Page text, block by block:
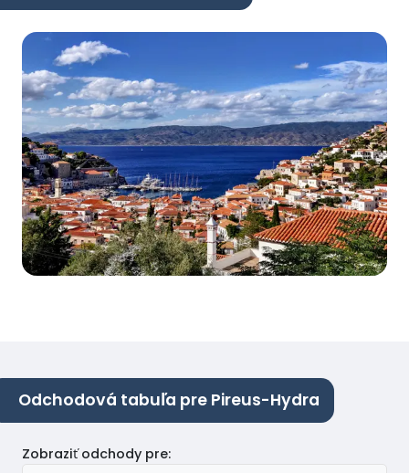
Odchodová tabuľa pre Pireus-Hydra
Zobraziť odchody pre: